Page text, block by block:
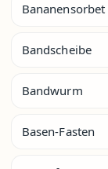
Bananensorbet
Bandscheibe
Bandwurm
Basen-Fasten